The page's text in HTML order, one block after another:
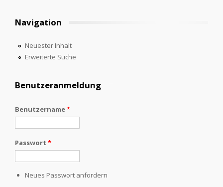
Navigation
Neuester Inhalt
Erweiterte Suche
Benutzeranmeldung
Benutzername*
Passwort *
Neues Passwort anfordern